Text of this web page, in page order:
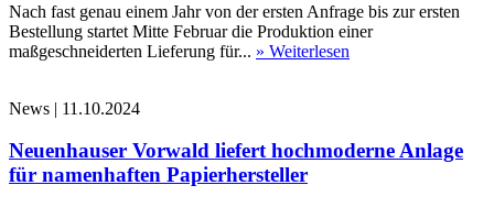
Nach fast genau einem Jahr von der ersten Anfrage bis zur ersten
Bestellung startet Mitte Februar die Produktion einer
maßgeschneiderten Lieferung für... » Weiterlesen
News | 11.10.2024
Neuenhauser Vorwald liefert hochmoderne Anlage
für namenhaften Papierhersteller